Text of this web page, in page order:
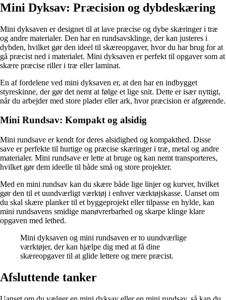
Mini Dyksav: Præcision og dybdeskæring
Mini dyksaven er designet til at lave præcise og dybe skæringer i træ
og andre materialer. Den har en rundsavsklinge, der kan justeres i
dybden, hvilket gør den ideel til skæreopgaver, hvor du har brug for at
gå præcist ned i materialet. Mini dyksaven er perfekt til opgaver som at
skære præcise riller i træ eller laminat.
En af fordelene ved mini dyksaven er, at den har en indbygget
styreskinne, der gør det nemt at følge et lige snit. Dette er især nyttigt,
når du arbejder med store plader eller ark, hvor præcision er afgørende.
Mini Rundsav: Kompakt og alsidig
Mini rundsave er kendt for deres alsidighed og kompakthed. Disse
save er perfekte til hurtige og præcise skæringer i træ, metal og andre
materialer. Mini rundsave er lette at bruge og kan nemt transporteres,
hvilket gør dem ideelle til både små og store projekter.
Med en mini rundsav kan du skære både lige linjer og kurver, hvilket
gør den til et uundværligt værktøj i enhver værktøjskasse. Uanset om
du skal skære planker til et byggeprojekt eller tilpasse en hylde, kan
mini rundsavens smidige manøvrerbarhed og skarpe klinge klare
opgaven med lethed.
Mini dyksaven og mini rundsaven er to uundværlige
værktøjer, der kan hjælpe dig med at få dine
skæreopgaver til at glide lettere og mere præcist.
Afsluttende tanker